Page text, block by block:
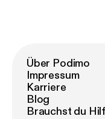
Über Podimo
Impressum
Karriere
Blog
Brauchst du